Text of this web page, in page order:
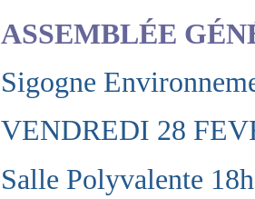
ASSEMBLÉE
Sigogne
VENDREDI 28
Salle Polyvalente